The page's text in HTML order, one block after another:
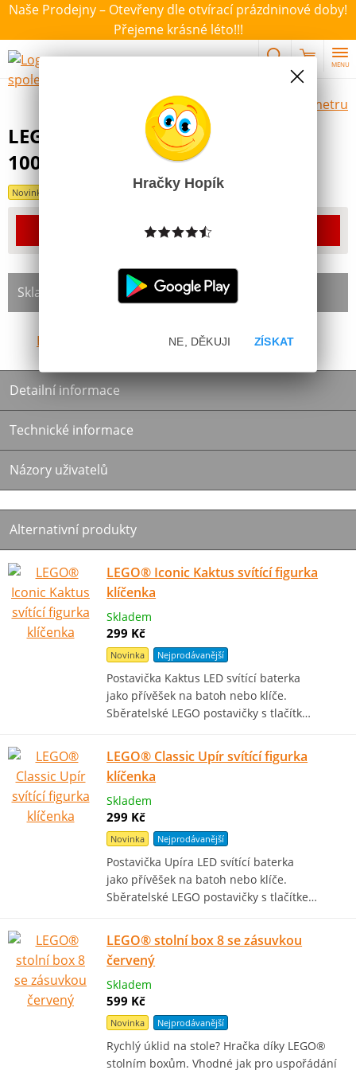
Naše Prodejny – Otevřeny dle otvírací prázdninové doby!
Přejeme krásné léto!!!
MENU
Výběr hraček dle zvoleného parametru
LEGO® box na svačinu růžový
100x200x75mm
Novinka
Produkt již bohužel není dostupný
Skladem na prodejně:
Brno Kohoutovice
Detailní informace
Technické informace
Názory uživatelů
Alternativní produkty
LEGO® Iconic Kaktus svítící figurka
klíčenka
Skladem
299 Kč
Novinka Nejprodávanější
Postavička Kaktus LED svítící baterka
jako přívěšek na batoh nebo klíče.
Sběratelské LEGO postavičky s tlačítk…
LEGO® Classic Upír svítící figurka
klíčenka
Skladem
299 Kč
Novinka Nejprodávanější
Postavička Upíra LED svítící baterka
jako přívěšek na batoh nebo klíče.
Sběratelské LEGO postavičky s tlačítke…
LEGO® stolní box 8 se zásuvkou
červený
Skladem
599 Kč
Novinka Nejprodávanější
Rychlý úklid na stole? Hračka díky LEGO®
stolním boxům. Vhodné jak pro uspořádání
Hračky Hopík
ZÍSKAT
NE, DĚKUJI